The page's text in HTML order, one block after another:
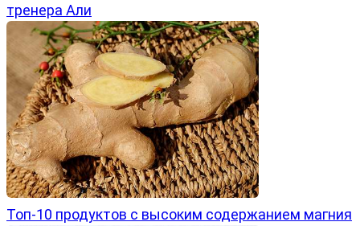
тренера Али
Топ-10 продуктов с высоким содержанием магния